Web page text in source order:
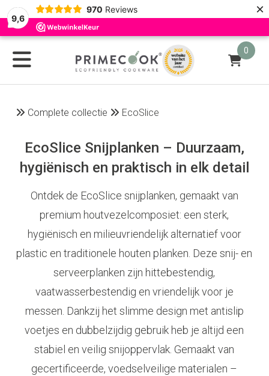
9,6
970 Reviews ×
0
Complete collectie EcoSlice
EcoSlice Snijplanken – Duurzaam,
hygiënisch en praktisch in elk detail
Ontdek de EcoSlice snijplanken, gemaakt van
premium houtvezelcomposiet: een sterk,
hygiënisch en milieuvriendelijk alternatief voor
plastic en traditionele houten planken. Deze snij- en
serveerplanken zijn hittebestendig,
vaatwasserbestendig en vriendelijk voor je
messen. Dankzij het slimme design met antislip
voetjes en dubbelzijdig gebruik heb je altijd een
stabiel en veilig snijoppervlak. Gemaakt van
gecertificeerde, voedselveilige materialen –